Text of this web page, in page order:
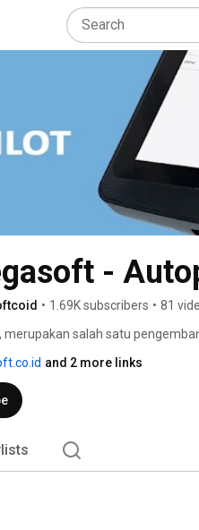
-
• 1.69K subscribers • 81
merupakan salah satu
komputasi. and 2 more links